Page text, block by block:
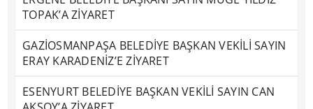
TOPAK’A ZİYARET
GAZİOSMANPAŞA BELEDİYE BAŞKAN VEKİLİ SAYIN
ERAY KARADENİZ’E ZİYARET
ESENYURT BELEDİYE BAŞKAN VEKİLİ SAYIN CAN